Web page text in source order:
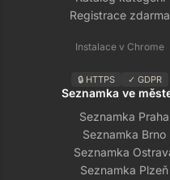
Registrace zdarma
Instalace v Chrome
🔒 HTTPS ✓ GDPR
Seznamka ve
Seznamka Praha
Seznamka Brno
Seznamka
Seznamka Plzeň